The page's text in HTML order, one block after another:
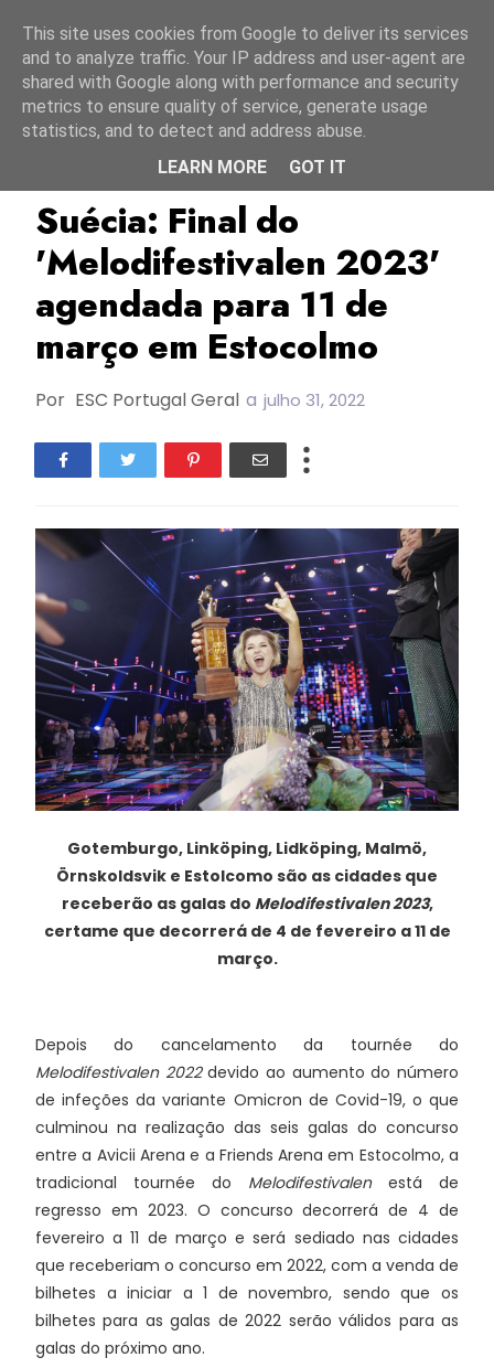
Melodifestivalen 2023
Suécia: Final do
'Melodifestivalen 2023'
agendada para 11 de
março em Estocolmo
Por ESC Portugal Geral a julho 31, 2022
Gotemburgo, Linköping, Lidköping, Malmö,
Örnskoldsvik e Estolcomo são as cidades que
receberão as galas do Melodifestivalen 2023,
certame que decorrerá de 4 de fevereiro a 11 de
março.
Depois do cancelamento da tournée do
Melodifestivalen 2022devido ao aumento do número
de infeções da variante Omicron de Covid-19, o que
culminou na realização das seis galas do concurso
entre a Avicii Arena e a Friends Arena em Estocolmo, a
tradicional tournée do Melodifestivalenestá de
regresso em 2023. O concurso decorrerá de 4 de
fevereiro a 11 de março e será sediado nas cidades
que receberiam o concurso em 2022, com a venda de
bilhetes a iniciar a 1 de novembro, sendo que os
bilhetes para as galas de 2022 serão válidos para as
galas do próximo ano.
This site uses cookies from Google to deliver its services
and to analyze traffic. Your IP address and user-agent are
shared with Google along with performance and security
metrics to ensure quality of service, generate usage
statistics, and to detect and address abuse.
LEARN MORE
GOT IT